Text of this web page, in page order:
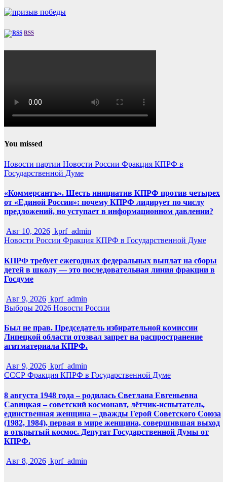
RSS
You missed
Новости партии Новости России Фракция КПРФ в
Государственной Думе
«Коммерсантъ». Шесть инициатив КПРФ против четырех
от «Единой России»: почему КПРФ лидирует по числу
предложений, но уступает в информационном давлении?
Авг 10, 2026 kprf_admin
Новости России Фракция КПРФ в Государственной Думе
КПРФ требует ежегодных федеральных выплат на сборы
детей в школу — это последовательная линия фракции в
Госдуме
Авг 9, 2026 kprf_admin
Выборы 2026 Новости России
Был не прав. Председатель избирательной комиссии
Липецкой области отозвал запрет на распространение
агитматериала КПРФ.
Авг 9, 2026 kprf_admin
СССР Фракция КПРФ в Государственной Думе
8 августа 1948 года – родилась Светлана Евгеньевна
Савицкая – советский космонавт, лётчик-испытатель,
единственная женщина – дважды Герой Советского Союза
(1982, 1984), первая в мире женщина, совершившая выход
в открытый космос. Депутат Государственной Думы от
КПРФ.
Авг 8, 2026 kprf_admin